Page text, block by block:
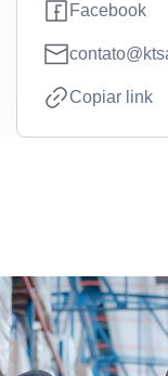
Facebook
Copiar link